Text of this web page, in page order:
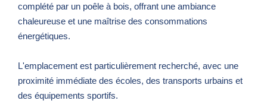
complété par un poêle à bois, offrant une ambiance
chaleureuse et une maîtrise des consommations
énergétiques.
L'emplacement est particulièrement recherché, avec une
proximité immédiate des écoles, des transports urbains et
des équipements sportifs.